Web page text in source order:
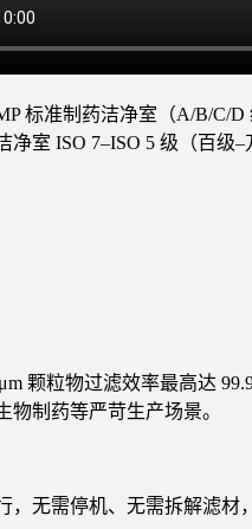
标准制药洁净室（A/B/C/
室 ISO 7–ISO 5 级（百
颗粒物过滤效率最高达
制药等严苛生产场景。
，无需停机、无需拆解滤